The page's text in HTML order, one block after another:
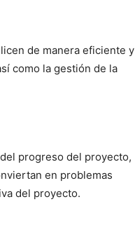
de manera eficiente y
como la gestión de la
progreso del proyecto,
en problemas
del proyecto.